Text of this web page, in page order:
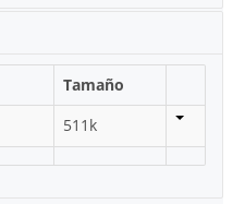
Tamaño
511k